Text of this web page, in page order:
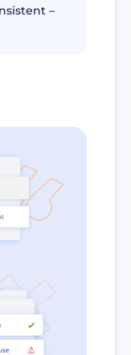
–